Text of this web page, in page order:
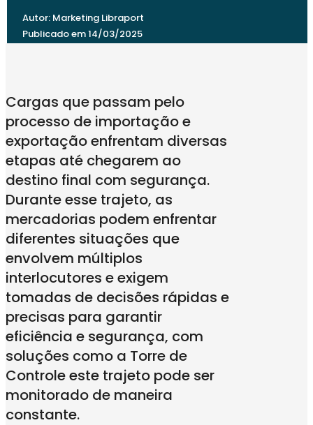
Autor: Marketing Libraport
Publicado em 14/03/2025
Cargas que passam pelo
processo de importação e
exportação enfrentam diversas
etapas até chegarem ao
destino final com segurança.
Durante esse trajeto, as
mercadorias podem enfrentar
diferentes situações que
envolvem múltiplos
interlocutores e exigem
tomadas de decisões rápidas e
precisas para garantir
eficiência e segurança, com
soluções como a Torre de
Controle este trajeto pode ser
monitorado de maneira
constante.